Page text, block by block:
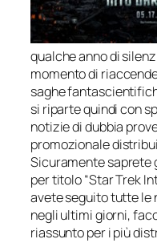
qualche anno di
momento di
saghe
si riparte quindi con
notizie di dubbia
promozionale
Sicuramente saprete
per titolo“Star Trek
avete seguito tutte le
negli ultimi giorni,
riassunto per i più